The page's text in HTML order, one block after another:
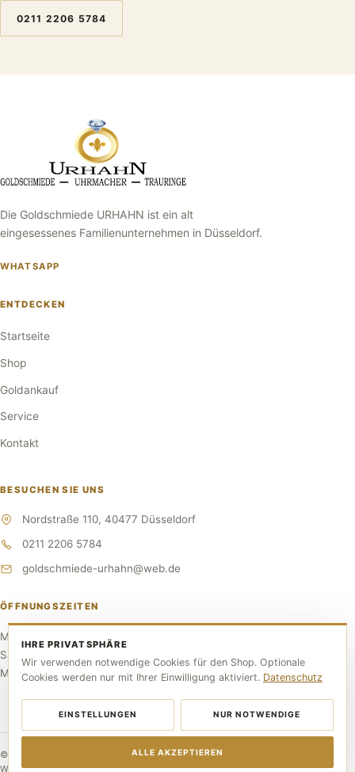
0211 2206 5784
Die Goldschmiede URHAHN ist ein alt
eingesessenes Familienunternehmen in Düsseldorf.
WHATSAPP
ENTDECKEN
Startseite
Shop
Goldankauf
Service
Kontakt
BESUCHEN SIE UNS
Nordstraße 110, 40477 Düsseldorf
0211 2206 5784
goldschmiede-urhahn@web.de
ÖFFNUNGSZEITEN
Mo–Fr 10:00–17:30 Uhr
Sa 10:00–14:00 Uhr
Mittwoch RUHETAG
© 2026 Goldschmiede Urhahn. Alle Rechte vorbehalten.
Webdesign by Voxern
IHRE PRIVATSPHÄRE
Wir verwenden notwendige Cookies für den Shop. Optionale
Cookies werden nur mit Ihrer Einwilligung aktiviert. Datenschutz
EINSTELLUNGEN NUR NOTWENDIGE
ALLE AKZEPTIEREN